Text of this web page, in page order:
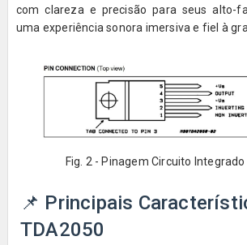
com clareza e precisão para seus alto-
uma experiência sonora imersiva e fiel à
Fig. 2 - Pinagem Circuito
📌 Principais
TDA2050